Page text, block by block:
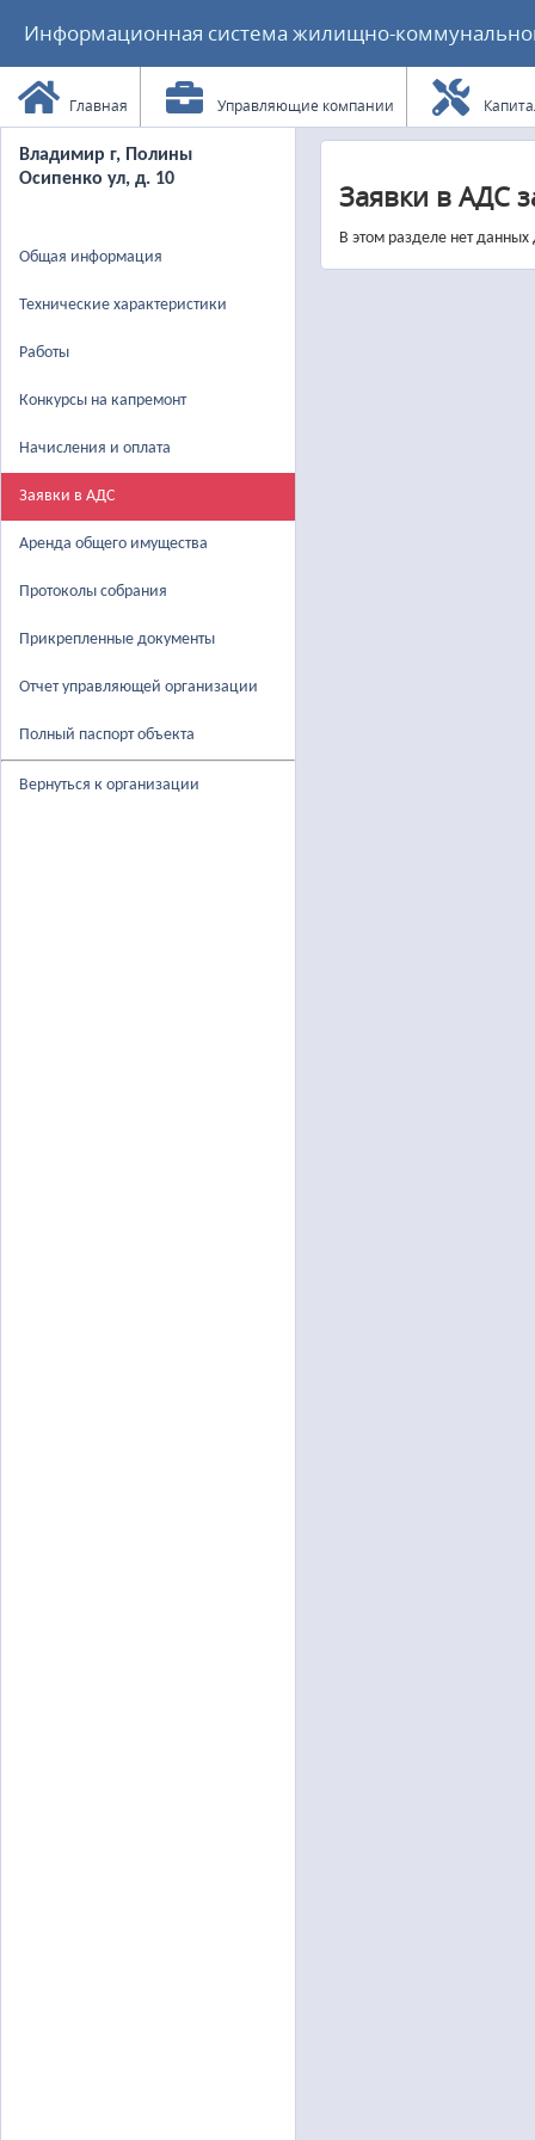
Информационная система жилищно-
Главная Управляющие компании
Владимир г, Полины
Осипенко ул, д. 10
Общая информация
Технические характеристики
Работы
Конкурсы на капремонт
Начисления и оплата
Заявки в АДС
Аренда общего имущества
Протоколы собрания
Прикрепленные документы
Отчет управляющей организации
Полный паспорт объекта
Вернуться к организации
Заявки в АДС
В этом разделе нет